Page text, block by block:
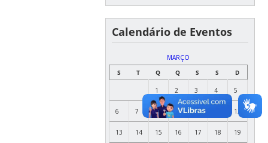
Calendário de Eventos
MARÇO
S
T Q Q S S D
1 2 3 4 5
6 7 8 9 10 12
13 14 15 16 17 18 19